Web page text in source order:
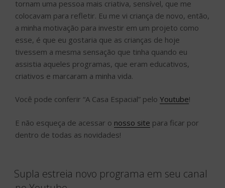
tornam uma pessoa mais criativa, sensível, que me
colocavam para refletir. Eu me vi criança de novo, então,
a minha motivação para investir em um projeto como
esse, é que eu gostaria que as crianças de hoje
tivessem a mesma sensação que tinha quando eu
assistia aqueles programas, que eram educativos,
criativos e marcaram a minha vida.
Você pode conferir “A Casa Espacial” pelo Youtube!
E não esqueça de acessar o nosso site para ficar por
dentro de todas as novidades!
Supla estreia novo programa em seu canal